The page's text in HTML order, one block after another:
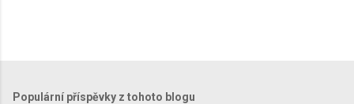
Populární příspěvky z tohoto blogu